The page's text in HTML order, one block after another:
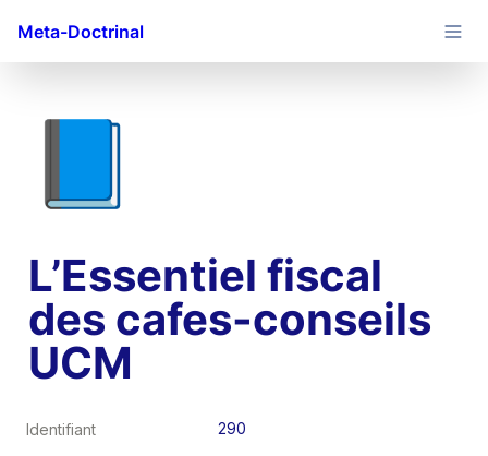
Meta-Doctrinal
📘
L’Essentiel fiscal
des cafes-conseils
UCM
Identifiant 290